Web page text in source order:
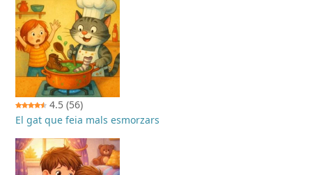
4.5 (56)
El gat que feia mals esmorzars